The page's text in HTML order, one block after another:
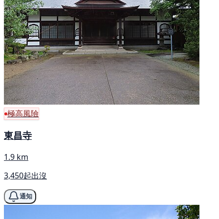
極高風險
東昌寺
1.9 km
3,450起出沒
通知